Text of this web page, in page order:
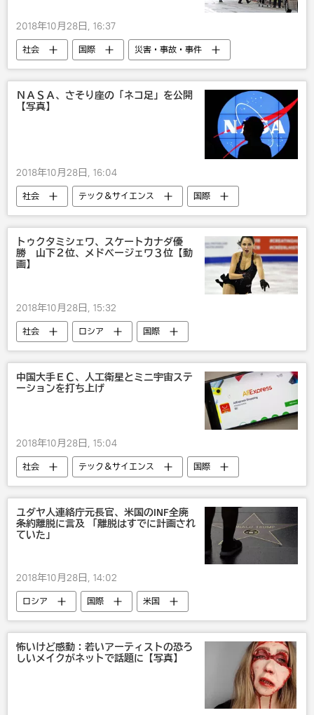
2018年10月28日, 16:37
社会 国際
災害・事故・事件
米国
発砲
ＮＡＳＡ、さそり座の「ネコ足」を公開
【写真】
2018年10月28日, 16:04
社会 テック＆サイエンス
国際
米国
NASA 宇宙
IT・科学
研究
かわいい ネコ
トゥクタミシェワ、スケートカナダ優
勝 山下２位、メドベージェワ３位【動
画】
2018年10月28日, 15:32
社会 ロシア
国際
スポーツ
カナダ
エフゲニア・メドベージェワ
フィギュアスケート
中国大手ＥＣ、人工衛星とミニ宇宙ステ
ーションを打ち上げ
2018年10月28日, 15:04
社会 テック＆サイエンス
国際
アジア
エンタメ
中国
宇宙
テクノ
おもしろい
びっくり
ユダヤ人連絡庁元長官、米国のINF全廃
条約離脱に言及 「離脱はすでに計画され
ていた」
2018年10月28日, 14:02
ロシア 国際 米国
怖いけど感動：若いアーティストの恐ろ
しいメイクがネットで話題に【写真】